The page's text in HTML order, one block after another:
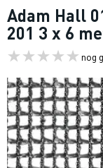
Adam Hall
201 3 x 6
nog